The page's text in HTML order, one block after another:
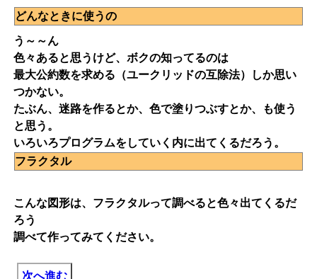
どんなときに使うの
う～～ん
色々あると思うけど、ボクの知ってるのは
最大公約数を求める（ユークリッドの互除法）しか思い
つかない。
たぶん、迷路を作るとか、色で塗りつぶすとか、も使う
と思う。
いろいろプログラムをしていく内に出てくるだろう。
フラクタル
こんな図形は、フラクタルって調べると色々出てくるだ
ろう
調べて作ってみてください。
次へ進む